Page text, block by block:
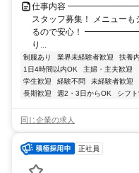
仕事内容
スタッフ募集！ メニュー
るので安心！
り...
制服あり 業界未経験者歓迎 扶養
1日4時間以内OK
主婦・主夫歓迎
学生歓迎
経験不問 未経験者歓迎
長期歓迎
週2・3日からOK シフト
同じ企業の求人
正社員